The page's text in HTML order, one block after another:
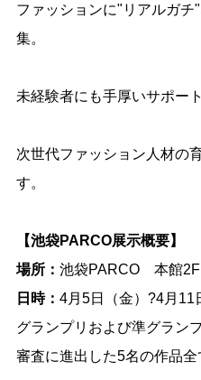
ファッションに"リアルガ
集。
未経験者にも手厚いサポー
次世代ファッション人材の
す。
【池袋PARCO展示概要】
場所：池袋PARCO 本館2F
日時：4月5日（金）?4月
グランプリおよび準グラン
審査に進出した5名の作品全